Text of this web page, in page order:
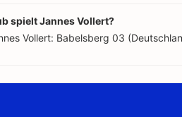
spielt Jannes Vollert?
Vollert: Babelsberg 03